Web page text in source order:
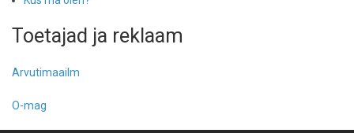
Toetajad ja reklaam
Arvutimaailm
O-mag